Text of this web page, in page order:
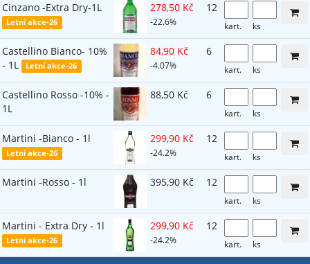
Cinzano -Extra Dry-1L
Letní akce-26
278,50 Kč
-22.6%
12
kart. ks
Castellino Bianco- 10%
- 1L
Letní akce-26
84,90 Kč
-4.07%
6
kart. ks
Castellino Rosso -10% -
1L
88,50 Kč 6
kart. ks
Martini -Bianco - 1l
Letní akce-26
299,90 Kč
-24.2%
12
kart. ks
Martini -Rosso - 1l 395,90 Kč 12
kart. ks
Martini - Extra Dry - 1l
Letní akce-26
299,90 Kč
-24.2%
12
kart. ks